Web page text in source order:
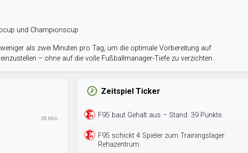
und Championscup
als zwei Minuten pro Tag, um die optimale Vorbereitung auf
– ohne auf die volle Fußballmanager-Tiefe zu verzichten.
38 Min
Zeitspiel Ticker
F95 baut Gehalt aus – Stand: 39 Punkte.
F95 schickt 4 Spieler zum Trainingslager:
Rehazentrum.